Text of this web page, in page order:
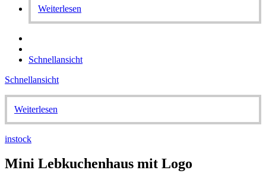
Weiterlesen
Schnellansicht
Schnellansicht
Weiterlesen
instock
Mini Lebkuchenhaus mit Logo